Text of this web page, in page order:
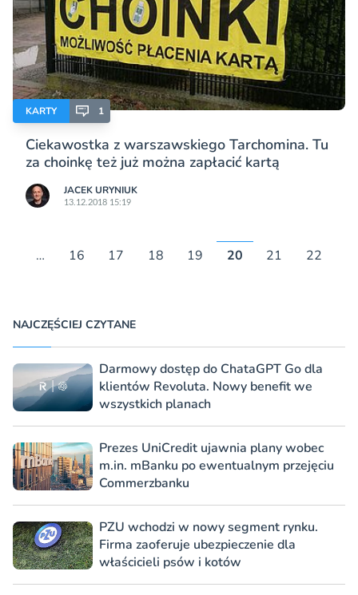
KARTY 1
Ciekawostka z warszawskiego Tarchomina. Tu
za choinkę też już można zapłacić kartą
JACEK URYNIUK
13.12.2018 15:19
… 16 17 18 19 20 21 22
NAJCZĘŚCIEJ CZYTANE
Darmowy dostęp do ChataGPT Go dla
klientów Revoluta. Nowy benefit we
wszystkich planach
Prezes UniCredit ujawnia plany wobec
m.in. mBanku po ewentualnym przejęciu
Commerzbanku
PZU wchodzi w nowy segment rynku.
Firma zaoferuje ubezpieczenie dla
właścicieli psów i kotów